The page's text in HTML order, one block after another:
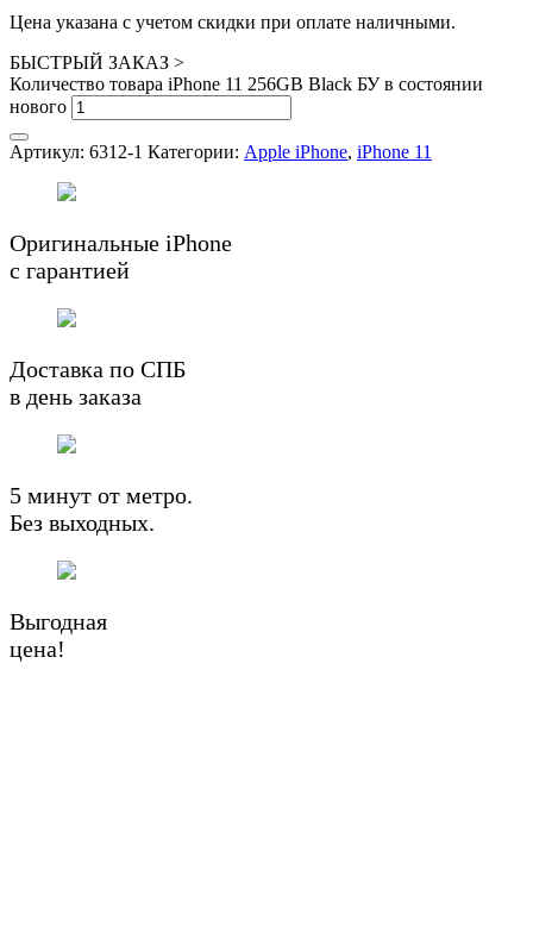
Цена указана с учетом скидки при оплате наличными.
БЫСТРЫЙ ЗАКАЗ >
Количество товара iPhone 11 256GB Black БУ в состоянии
нового
Артикул: 6312-1 Категории: Apple iPhone, iPhone 11
Оригинальные iPhone
с гарантией
Доставка по СПБ
в день заказа
5 минут от метро.
Без выходных.
Выгодная
цена!